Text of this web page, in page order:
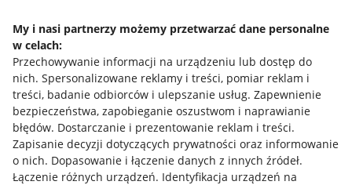
My i nasi partnerzy możemy przetwarzać dane personalne
w celach:
Przechowywanie informacji na urządzeniu lub dostęp do
nich. Spersonalizowane reklamy i treści, pomiar reklam i
treści, badanie odbiorców i ulepszanie usług. Zapewnienie
bezpieczeństwa, zapobieganie oszustwom i naprawianie
błędów. Dostarczanie i prezentowanie reklam i treści.
Zapisanie decyzji dotyczących prywatności oraz informowanie
o nich. Dopasowanie i łączenie danych z innych źródeł.
Łączenie różnych urządzeń. Identyfikacja urządzeń na
Allegro Gadane dla sprzedających
Allegro Gadane dla kupujących
Mapa miejscowości
Informacje prawne
Regulamin